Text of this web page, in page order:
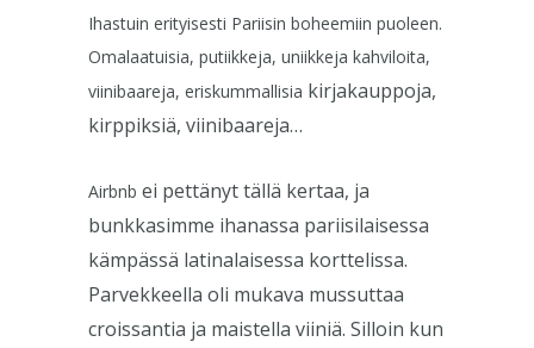
Ihastuin erityisesti Pariisin boheemiin puoleen.
Omalaatuisia, putiikkeja, uniikkeja kahviloita,
viinibaareja, eriskummallisia kirjakauppoja,
kirppiksiä, viinibaareja…
Airbnb ei pettänyt tällä kertaa, ja
bunkkasimme ihanassa pariisilaisessa
kämpässä latinalaisessa korttelissa.
Parvekkeella oli mukava mussuttaa
croissantia ja maistella viiniä. Silloin kun